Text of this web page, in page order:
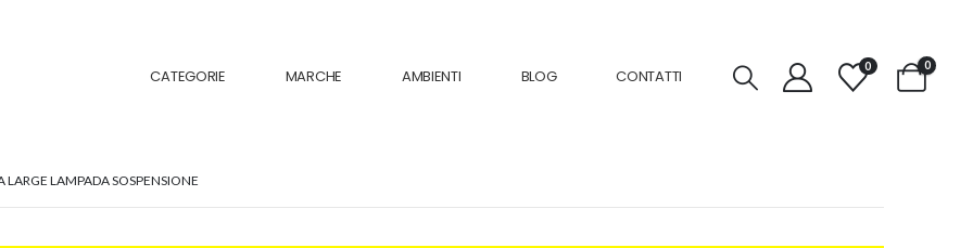
CATEGORIE MARCHE AMBIENTI BLOG CONTATTI
0 0
LARGE LAMPADA SOSPENSIONE